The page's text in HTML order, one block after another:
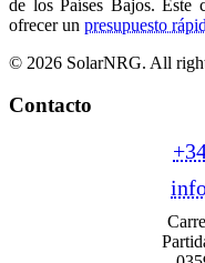
de los Países Bajos. Este
ofrecer un presupuesto
© 2026 SolarNRG. All
Contacto